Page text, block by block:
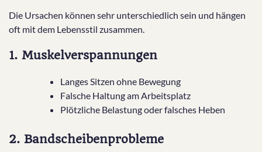
Die Ursachen können sehr unterschiedlich sein und hängen
oft mit dem Lebensstil zusammen.
1. Muskelverspannungen
Langes Sitzen ohne Bewegung
Falsche Haltung am Arbeitsplatz
Plötzliche Belastung oder falsches Heben
2. Bandscheibenprobleme